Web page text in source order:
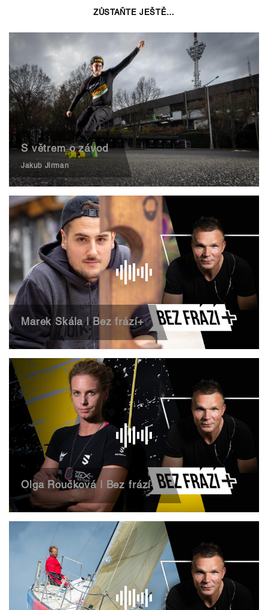
ZŮSTAŇTE JEŠTĚ…
S větrem o závod
Jakub Jirman
Marek Skála | Bez frází+
Olga Roučková | Bez frází+